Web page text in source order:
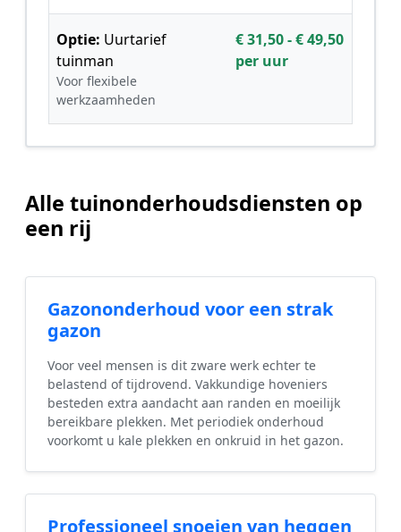
Optie: Uurtarief
tuinman
Voor flexibele
werkzaamheden
€ 31,50 - € 49,50
per uur
Alle tuinonderhoudsdiensten op
een rij
Gazononderhoud voor een strak
gazon
Voor veel mensen is dit zware werk echter te
belastend of tijdrovend. Vakkundige hoveniers
besteden extra aandacht aan randen en moeilijk
bereikbare plekken. Met periodiek onderhoud
voorkomt u kale plekken en onkruid in het gazon.
Professioneel snoeien van heggen